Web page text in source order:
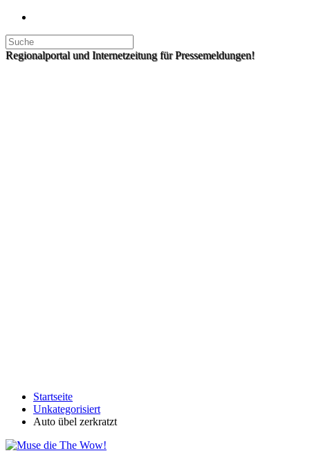
Regionalportal und Internetzeitung für Pressemeldungen!
Startseite
Unkategorisiert
Auto übel zerkratzt